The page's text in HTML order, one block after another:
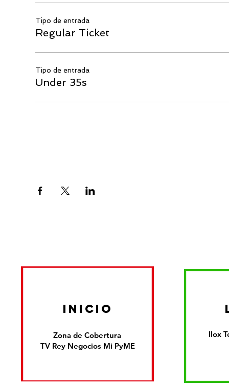
Tipo de entrada
Regular Ticket
Tipo de entrada
Under 35s
inicio
Zona de Cobertura
TV Rey Negocios Mi PyME
Ilox